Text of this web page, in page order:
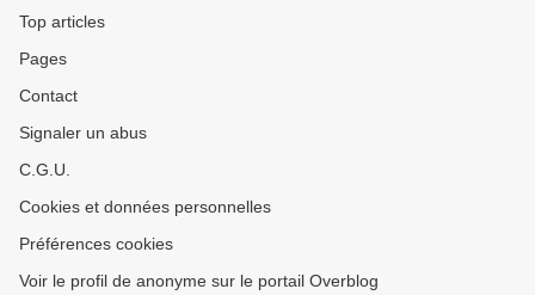
Top articles
Pages
Contact
Signaler un abus
C.G.U.
Cookies et données personnelles
Préférences cookies
Voir le profil de anonyme sur le portail Overblog